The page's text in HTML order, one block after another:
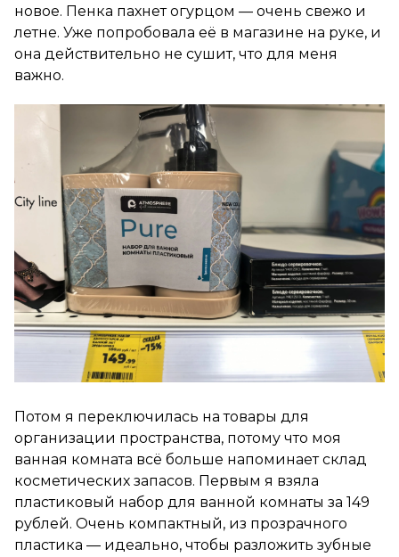
новое. Пенка пахнет огурцом — очень свежо и
летне. Уже попробовала её в магазине на руке, и
она действительно не сушит, что для меня
важно.
Потом я переключилась на товары для
организации пространства, потому что моя
ванная комната всё больше напоминает склад
косметических запасов. Первым я взяла
пластиковый набор для ванной комнаты за 149
рублей. Очень компактный, из прозрачного
пластика — идеально, чтобы разложить зубные